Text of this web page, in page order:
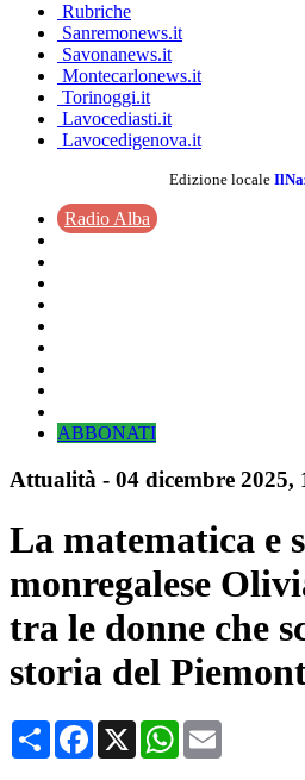
Rubriche
Sanremonews.it
Savonanews.it
Montecarlonews.it
Torinoggi.it
Lavocediasti.it
Lavocedigenova.it
Edizione locale
Radio Alba
ABBONATI
Attualità - 04 dicembre 2025,
La matematica e
monregalese
tra le donne che
storia del
CondividiFacebook
X WhatsApp